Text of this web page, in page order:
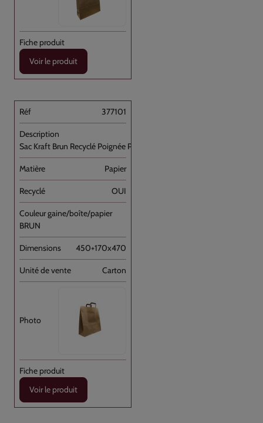
Voir le produit
377101
Sac Kraft Brun Recyclé Poignée Plate [...]
Papier
OUI
BRUN
450+170x470
Carton
Voir le produit